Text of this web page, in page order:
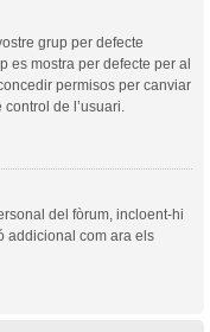
grup per defecte
es mostra per defecte per al
permisos per canviar
de l’usuari.
del fòrum, incloent-hi
addicional com ara els